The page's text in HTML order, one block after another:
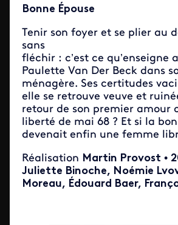
Bonne Épouse
Tenir son foyer et se plier au
sans
fléchir : c’est ce qu’enseigne
Paulette Van Der Beck dans
ménagère. Ses certitudes
elle se retrouve veuve et
retour de son premier amour
liberté de mai 68 ? Et si la
devenait enfin une femme
Réalisation Martin Provost •
Juliette Binoche, Noémie
Moreau, Édouard Baer,